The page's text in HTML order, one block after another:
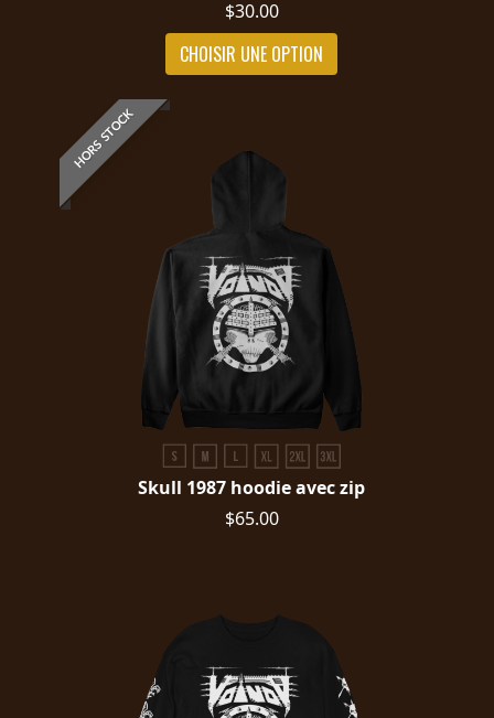
$30.00
CHOISIR UNE OPTION
HORS STOCK
Skull 1987 hoodie avec zip
$65.00